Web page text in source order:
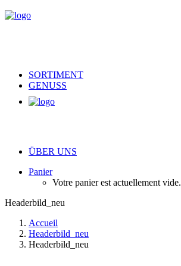
SORTIMENT
GENUSS
ÜBER UNS
Panier
Votre panier est actuellement vide.
Headerbild_neu
Accueil
Headerbild_neu
Headerbild_neu